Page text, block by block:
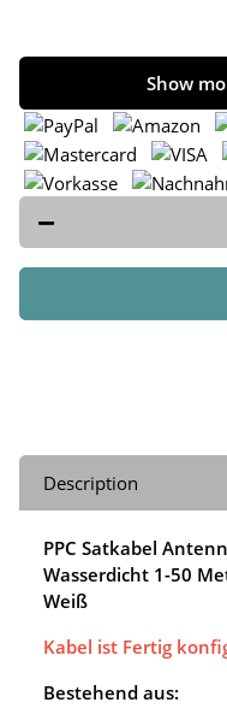
Show
Description
PPC Satkabel
Wasserdicht 1-50
Weiß
Kabel ist Fertig
Bestehend aus: